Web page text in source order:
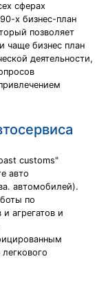
сферах
х бизнес-план
позволяет
чаще бизнес план
деятельности,
customs"
авто
автомобилей).
по
агрегатов и